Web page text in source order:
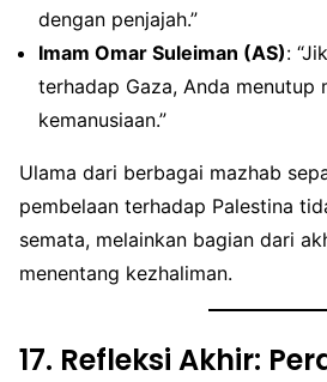
dengan penjajah.”
Imam Omar Suleiman (AS):
terhadap Gaza, Anda menutup
kemanusiaan.”
Ulama dari berbagai mazhab
pembelaan terhadap Palestina
semata, melainkan bagian dari
menentang kezhaliman.
17. Refleksi Akhir: